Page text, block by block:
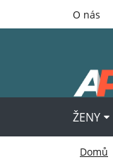
O nás
ŽENY
Domů